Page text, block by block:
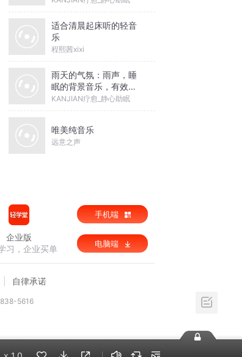
适合清晨起床听的轻音
乐
程熙茜xixi
雨天的气氛：雨声，睡
眠的背景音乐，有效于
入睡的声音
KANJIAN疗愈_静心助眠
唯美纯音乐
远意之声
企业版
习，企业买单
手机端
电脑端
自律承诺
5616